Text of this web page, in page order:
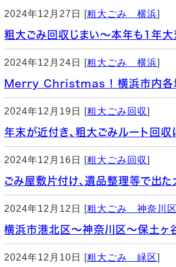
2024年12月27日 [粗大ごみ 横浜]
粗大ごみ回収じまい～本年も1年大
2024年12月24日 [粗大ごみ 横浜]
Merry Christmas ! 横浜市内各地
2024年12月19日 [粗大ごみ回収]
年末が近付き、粗大ごみルート回収
2024年12月16日 [粗大ごみ回収]
ごみ屋敷片付け、遺品整理等で出
2024年12月12日 [粗大ごみ 神奈川区
横浜市港北区～神奈川区～保土ヶ
2024年12月10日 [粗大ごみ 緑区]